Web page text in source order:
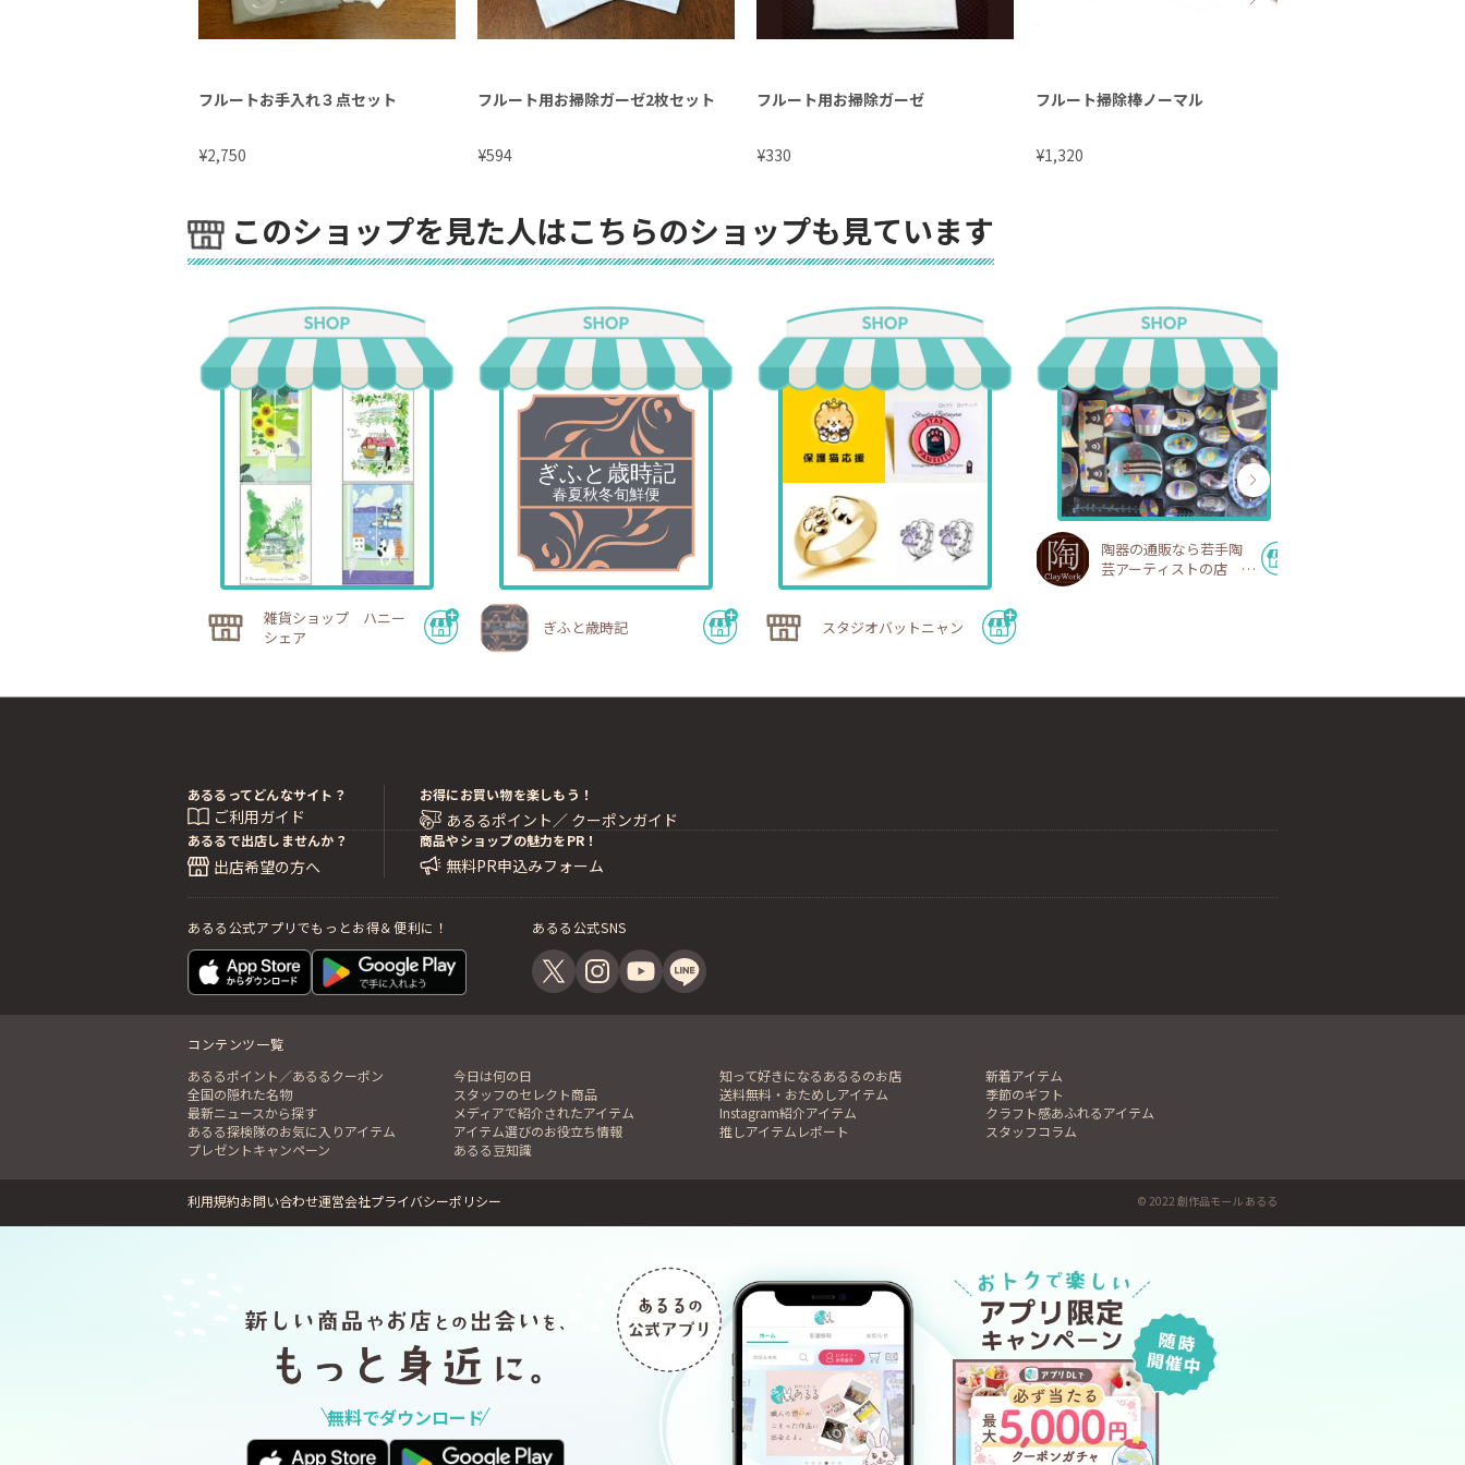
フルートお手入れ３点セット
¥2,750
フルート用お掃除ガーゼ2枚セット
¥594
フルート用お掃除ガーゼ
¥330
フルート掃除棒ノーマル
¥1,320
このショップを見た人はこちらのショップも見ています
雑貨ショップ ハニー
シェア
ぎふと歳時記 スタジオバットニャン
陶器の通販なら若手陶
芸アーティストの店
あるるってどんなサイト？
ご利用ガイド
お得にお買い物を楽しもう！
あるるポイント／ クーポンガイド
あるるで出店しませんか？
出店希望の方へ
商品やショップの魅力をPR！
無料PR申込みフォーム
あるる公式アプリでもっとお得＆便利に！ あるる公式SNS
コンテンツ一覧
あるるポイント／あるるクーポン
今日は何の日 知って好きになるあるるのお店
新着アイテム
全国の隠れた名物
スタッフのセレクト商品 送料無料・おためしアイテム
季節のギフト
最新ニュースから探す
メディアで紹介されたアイテム Instagram紹介アイテム
クラフト感あふれるアイテム
あるる探検隊のお気に入りアイテム
アイテム選びのお役立ち情報 推しアイテムレポート
スタッフコラム
プレゼントキャンペーン
あるる豆知識
利用規約お問い合わせ運営会社プライバシーポリシー © 2022 創作品モール あるる
無料でダウンロード